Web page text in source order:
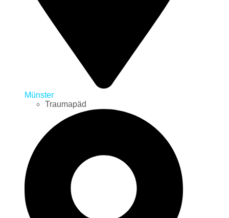
Münster
Traumapäd